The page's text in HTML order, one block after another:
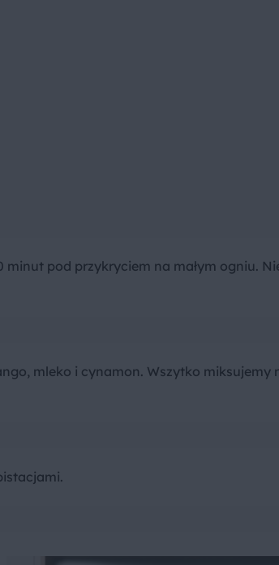
pod przykryciem na małym ogniu.
mleko i cynamon. Wszytko miksujemy